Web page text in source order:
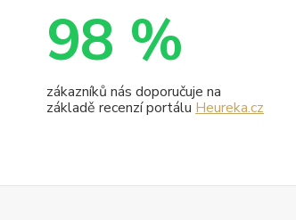
98 %
zákazníků nás doporučuje na
základě recenzí portálu Heureka.cz